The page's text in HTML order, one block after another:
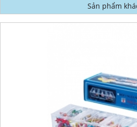
Sản phẩm